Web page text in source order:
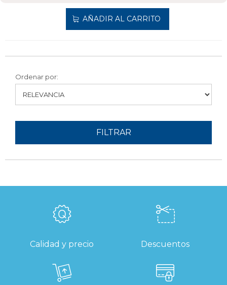
AÑADIR AL CARRITO
Ordenar por:
FILTRAR
Calidad y precio Descuentos